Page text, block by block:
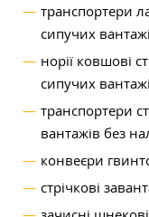
транспортери
сипучих
норії ковшові
сипучих
транспортери
вантажів без
конвеєри
стрічкові